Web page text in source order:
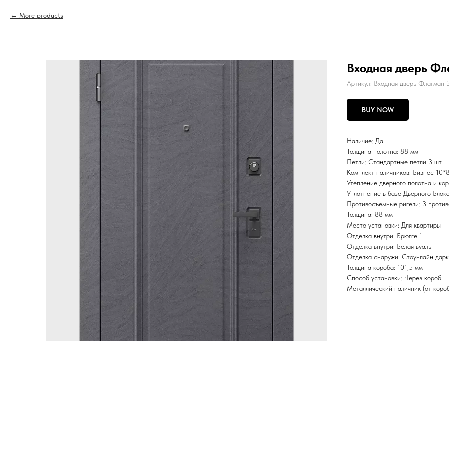
More products
Входная дверь
Артикул: Входная дверь Флагман
BUY NOW
Наличие: Да
Толщина полотна: 88 мм
Петли: Стандартные петли 3 шт.
Комплект наличников: Бизнес
Утепление дверного полотна и
Уплотнение в базе Дверного
Противосъемные ригели: 3
Толщина: 88 мм
Место установки: Для квартиры
Отделка внутри: Брюгге 1
Отделка внутри: Белая вуаль
Отделка снаружи: Стоунлайн дарк
Толщина короба: 101,5 мм
Способ установки: Через короб
Металлический наличник (от